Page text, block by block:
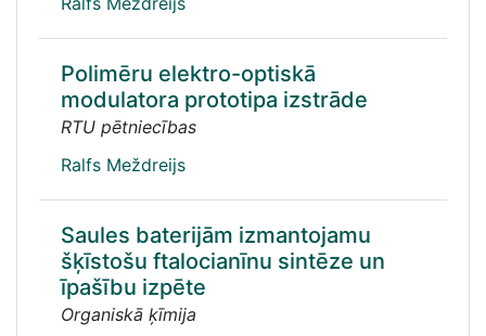
Polimēru elektro-optiskā
modulatora prototipa izstrāde
RTU pētniecības
Ralfs Meždreijs
Saules baterijām izmantojamu
šķīstošu ftalocianīnu sintēze un
īpašību izpēte
Organiskā ķīmija